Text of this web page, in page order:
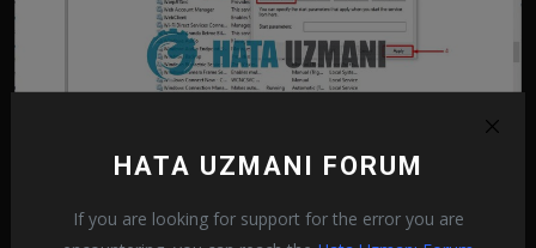
HATA UZMANI FORUM
If you are looking for support for the error you are
3-) Elimina i log del client Riot